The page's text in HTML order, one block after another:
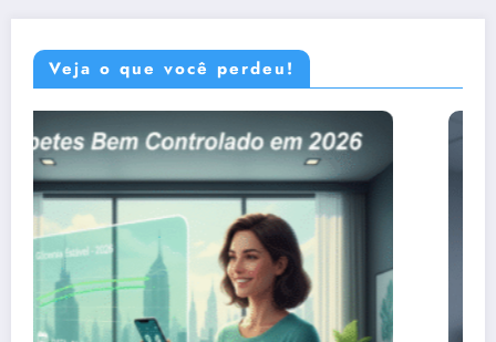
Veja o que você perdeu!